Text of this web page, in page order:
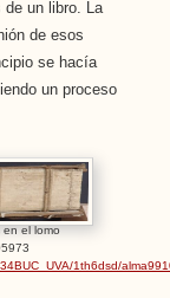
de un libro. La
de esos
se hacía
un proceso
en el lomo
1th6dsd/